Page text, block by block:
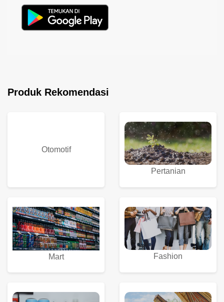
Produk Rekomendasi
Otomotif
Pertanian
Mart Fashion